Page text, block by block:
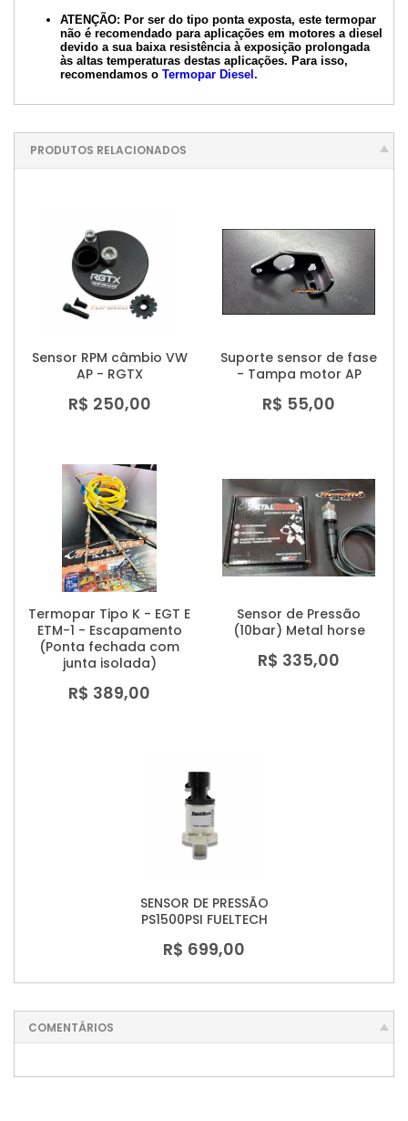
ATENÇÃO: Por ser do tipo ponta exposta, este termopar
não é recomendado para aplicações em motores a diesel
devido a sua baixa resistência à exposição prolongada
às altas temperaturas destas aplicações. Para isso,
recomendamos o Termopar Diesel.
PRODUTOS RELACIONADOS
Sensor RPM câmbio VW
AP - RGTX
R$ 250,00
Suporte sensor de fase
- Tampa motor AP
R$ 55,00
Termopar Tipo K - EGT E
ETM-1 - Escapamento
(Ponta fechada com
junta isolada)
R$ 389,00
Sensor de Pressão
(10bar) Metal horse
R$ 335,00
SENSOR DE PRESSÃO
PS1500PSI FUELTECH
R$ 699,00
COMENTÁRIOS